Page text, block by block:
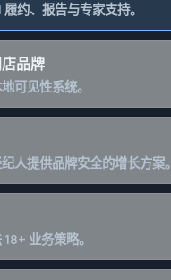
约、报告与专家支持。
品牌
可见性系统。
人提供品牌安全的增长方案。
业务策略。